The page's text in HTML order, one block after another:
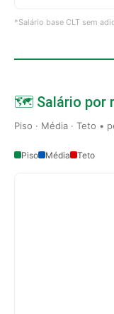
*Salário base CLT sem
🗺️ Salário por
Piso · Média · Teto •
Piso Média Teto